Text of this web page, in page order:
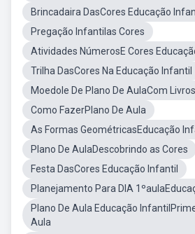
Brincadaira DasCores Educação
Pregação Infantilas Cores
Atividades NúmerosE Cores
Trilha DasCores Na Educação Infantil
Moedole De Plano De AulaCom
Como FazerPlano De Aula
As Formas GeométricasEducação
Plano De AulaDescobrindo as Cores
Festa DasCores Educação Infantil
Planejamento Para DIA
Plano De Aula Educação
Aula